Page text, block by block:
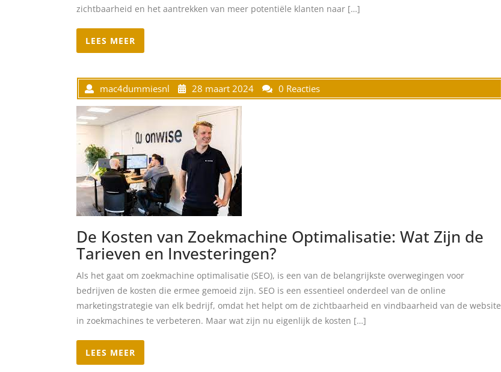
zichtbaarheid en het aantrekken van meer potentiële klanten naar […]
LEES MEER
mac4dummiesnl 28 maart 2024 0 Reacties
De Kosten van Zoekmachine Optimalisatie: Wat Zijn de
Tarieven en Investeringen?
Als het gaat om zoekmachine optimalisatie (SEO), is een van de belangrijkste overwegingen voor
bedrijven de kosten die ermee gemoeid zijn. SEO is een essentieel onderdeel van de online
marketingstrategie van elk bedrijf, omdat het helpt om de zichtbaarheid en vindbaarheid van de website
in zoekmachines te verbeteren. Maar wat zijn nu eigenlijk de kosten […]
LEES MEER